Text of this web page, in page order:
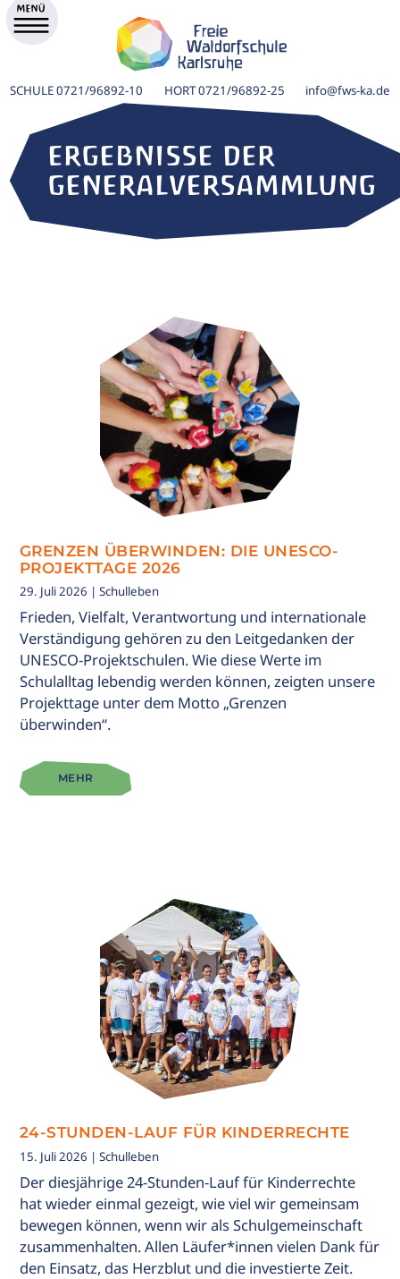
SCHULE0721/96892-10 HORT0721/96892-25 info@fws-ka.de
ERGEBNISSE DER
GENERALVERSAMMLUNG
GRENZEN ÜBERWINDEN: DIE UNESCO-
PROJEKTTAGE 2026
29. Juli 2026 | Schulleben
Frieden, Vielfalt, Verantwortung und internationale
Verständigung gehören zu den Leitgedanken der
UNESCO-Projektschulen. Wie diese Werte im
Schulalltag lebendig werden können, zeigten unsere
Projekttage unter dem Motto „Grenzen
überwinden“.
MEHR
24-STUNDEN-LAUF FÜR KINDERRECHTE
15. Juli 2026 | Schulleben
Der diesjährige 24-Stunden-Lauf für Kinderrechte
hat wieder einmal gezeigt, wie viel wir gemeinsam
bewegen können, wenn wir als Schulgemeinschaft
zusammenhalten. Allen Läufer*innen vielen Dank für
den Einsatz, das Herzblut und die investierte Zeit.